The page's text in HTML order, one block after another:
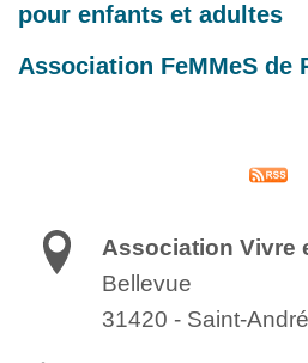
pour enfants et adultes
Association FeMMeS de
Association Vivre
Bellevue
31420 - Saint-André